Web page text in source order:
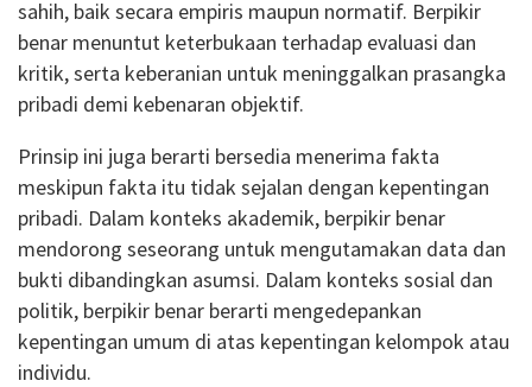
sahih, baik secara empiris maupun normatif. Berpikir
benar menuntut keterbukaan terhadap evaluasi dan
kritik, serta keberanian untuk meninggalkan prasangka
pribadi demi kebenaran objektif.
Prinsip ini juga berarti bersedia menerima fakta
meskipun fakta itu tidak sejalan dengan kepentingan
pribadi. Dalam konteks akademik, berpikir benar
mendorong seseorang untuk mengutamakan data dan
bukti dibandingkan asumsi. Dalam konteks sosial dan
politik, berpikir benar berarti mengedepankan
kepentingan umum di atas kepentingan kelompok atau
individu.